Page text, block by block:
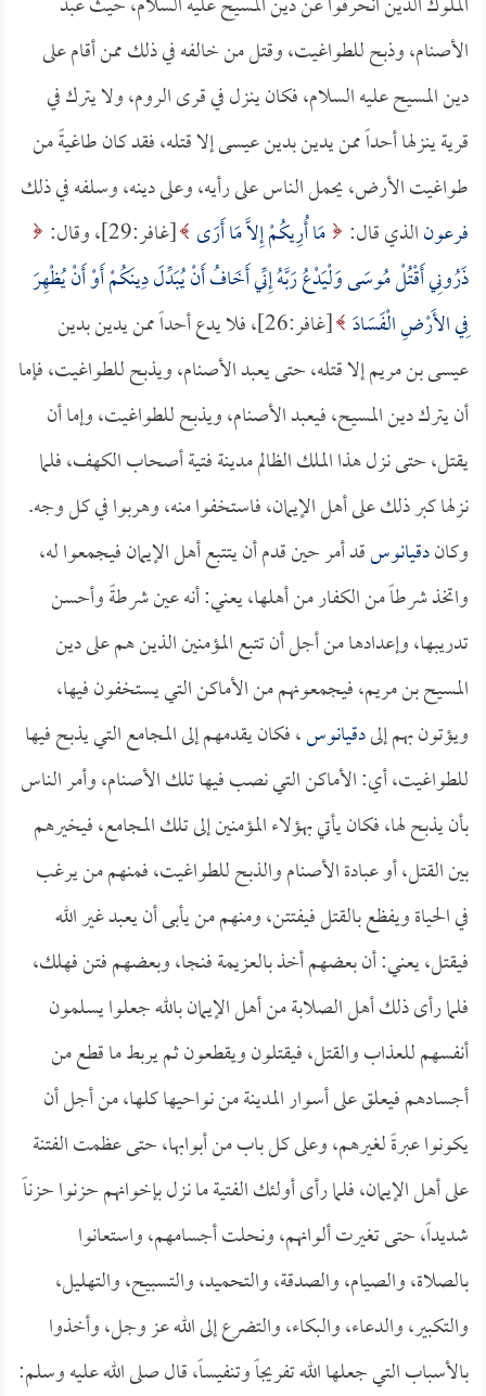
الأصنام، وذبح للطواغيت، وقتل من خالفه في ذلك ممن أقام على
دين المسيح عليه السلام، فكان ينزل في قرى الروم، ولا يترك في
قرية ينزلها أحداً ممن يدين بدين عيسى إلا قتله، فقد كان طاغيةً من
طواغيت الأرض، يحمل الناس على رأيه، وعلى دينه، وسلفه في ذلك
فرعونالذي قال: مَا أُرِيكُمْ إِلاَّ مَا أَرَى [غافر:29]، وقال:
ذَرُونِي أَقْتُلْ مُوسَى وَلْيَدْعُ رَبَّهُ إِنِّي أَخَافُ أَنْ يُبَدِّلَ دِينَكُمْ أَوْ أَنْ يُظْهِرَ
فِي الأَرْضِ الْفَسَادَ
[غافر:26]، فلا يدع أحداً ممن يدين بدين
عيسى بن مريم إلا قتله، حتى يعبد الأصنام، ويذبح للطواغيت، فإما
أن يترك دين المسيح، فيعبد الأصنام، ويذبح للطواغيت، وإما أن
يقتل، حتى نزل هذا الملك الظالم مدينة فتية أصحاب الكهف، فلما
نزلها كبر ذلك على أهل الإيمان، فاستخفوا منه، وهربوا في كل وجه.
وكاندقيانوسقد أمر حين قدم أن يتتبع أهل الإيمان فيجمعوا له،
واتخذ شرطاً من الكفار من أهلها، يعني: أنه عين شرطةً وأحسن
تدريبها، وإعدادها من أجل أن تتبع المؤمنين الذين هم على دين
المسيح بن مريم، فيجمعونهم من الأماكن التي يستخفون فيها،
ويؤتون بهم إلىدقيانوس، فكان يقدمهم إلى المجامع التي يذبح فيها
للطواغيت، أي: الأماكن التي نصب فيها تلك الأصنام، وأمر الناس
بأن يذبح لها، فكان يأتي بهؤلاء المؤمنين إلى تلك المجامع، فيخيرهم
بين القتل، أو عبادة الأصنام والذبح للطواغيت، فمنهم من يرغب
في الحياة ويفظع بالقتل فيفتتن، ومنهم من يأبى أن يعبد غير الله
فيقتل، يعني: أن بعضهم أخذ بالعزيمة فنجا، وبعضهم فتن فهلك،
فلما رأى ذلك أهل الصلابة من أهل الإيمان بالله جعلوا يسلمون
أنفسهم للعذاب والقتل، فيقتلون ويقطعون ثم يربط ما قطع من
أجسادهم فيعلق على أسوار المدينة من نواحيها كلها، من أجل أن
يكونوا عبرةً لغيرهم، وعلى كل باب من أبوابها، حتى عظمت الفتنة
على أهل الإيمان، فلما رأى أولئك الفتية ما نزل بإخوانهم حزنوا حزناً
شديداً، حتى تغيرت ألوانهم، ونحلت أجسامهم، واستعانوا
بالصلاة، والصيام، والصدقة، والتحميد، والتسبيح، والتهليل،
والتكبير، والدعاء، والبكاء، والتضرع إلى الله عز وجل، وأخذوا
بالأسباب التي جعلها الله تفريجاً وتنفيساً، قال صلى الله عليه وسلم: